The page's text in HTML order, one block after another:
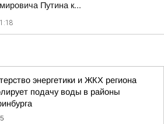
Путина к...
энергетики и ЖКХ региона
подачу воды в районы